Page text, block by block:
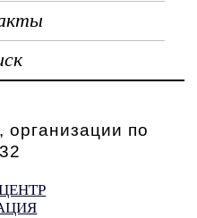
организации по